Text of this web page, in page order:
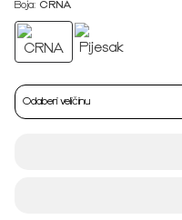
Boja: CRNA
Odaberi veličinu